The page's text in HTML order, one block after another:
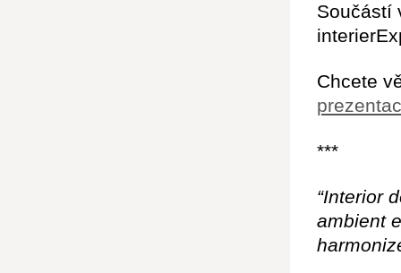
Součástí
Chcete
***
“Interior
ambient